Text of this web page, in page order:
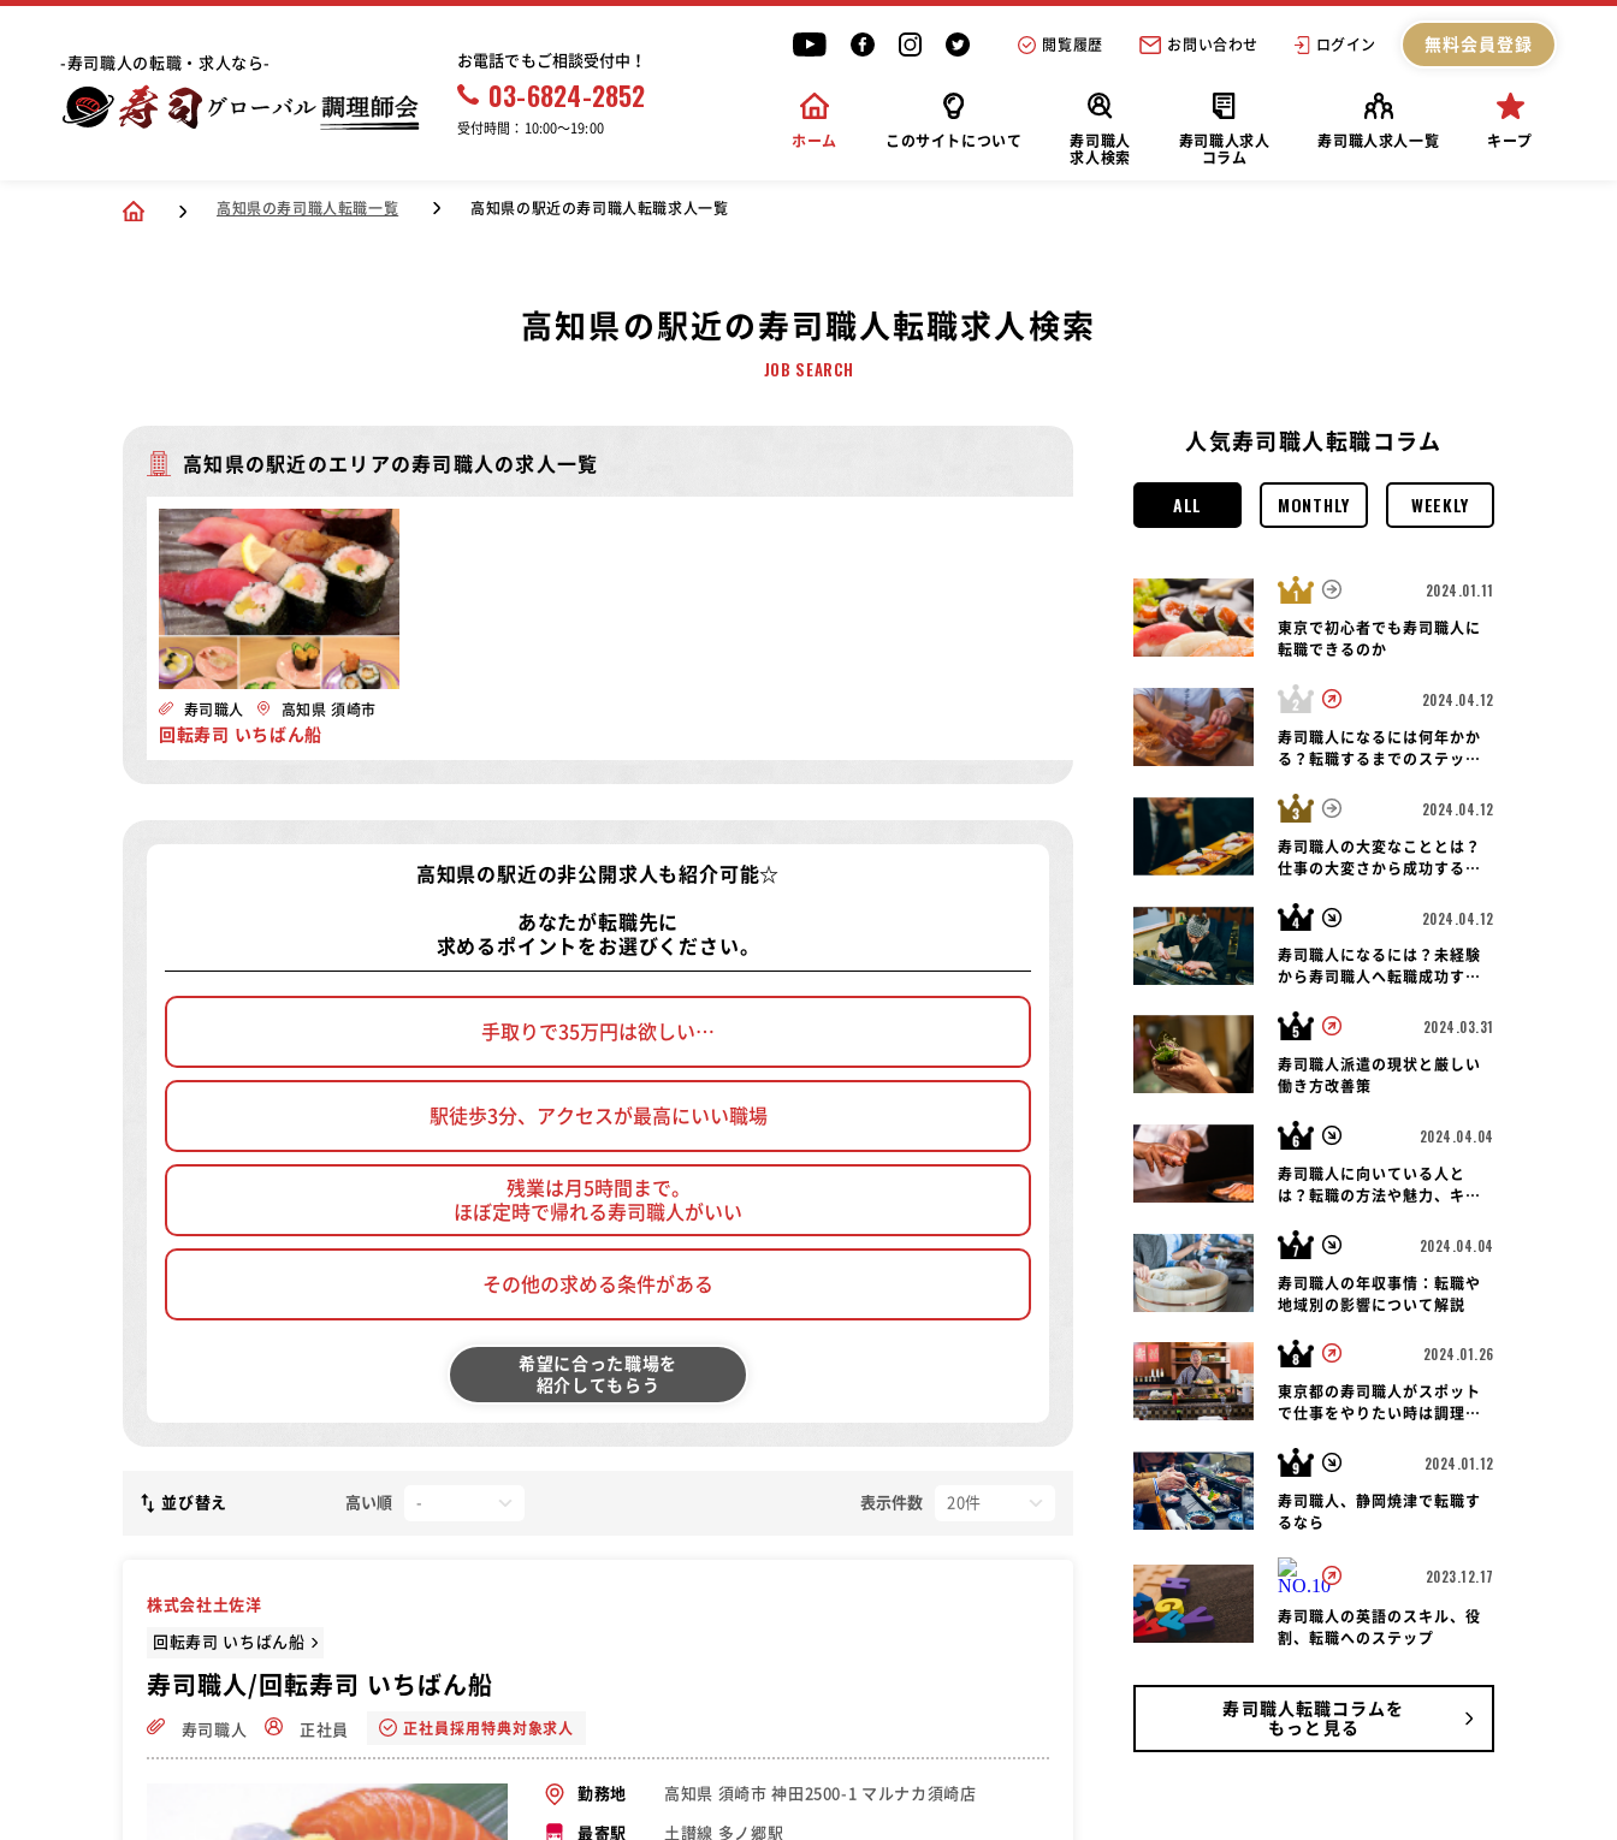
-寿司職人の転職・求人なら- お電話でもご相談受付中！
03-6824-2852
受付時間：10:00〜19:00
閲覧履歴 お問い合わせ ログイン 無料会員登録
ホーム このサイトについて
寿司職人
求人検索
寿司職人求人
コラム
寿司職人求人一覧 キープ
高知県の寿司職人転職一覧 高知県の駅近の寿司職人転職求人一覧
高知県の駅近の寿司職人転職求人検索
JOB SEARCH
高知県の駅近のエリアの寿司職人の求人一覧
寿司職人 高知県 須崎市
回転寿司 いちばん船
高知県の駅近の非公開求人 も紹介可能☆
あなたが転職先に
求めるポイントをお選びください。
手取りで35万円は欲しい…
駅徒歩3分、アクセスが最高にいい職場
残業は月5時間まで。
ほぼ定時で帰れる寿司職人がいい
その他の求める条件がある
希望に合った職場を
紹介してもらう
並び替え 高い順 表示件数
株式会社土佐洋
回転寿司 いちばん船
寿司職人/回転寿司 いちばん船
寿司職人 正社員 正社員採用特典対象求人
勤務地 高知県 須崎市 神田2500-1 マルナカ須崎店
最寄駅 土讃線 多ノ郷駅
人気寿司職人転職コラム
ALL MONTHLY WEEKLY
2024.01.11
東京で初心者でも寿司職人に
転職できるのか
2024.04.12
寿司職人になるには何年かか
る？転職するまでのステップ
2024.04.12
寿司職人の大変なこととは？
仕事の大変さから成功する転
2024.04.12
寿司職人になるには？未経験
から寿司職人へ転職成功する
2024.03.31
寿司職人派遣の現状と厳しい
働き方改善策
2024.04.04
寿司職人に向いている人と
は？転職の方法や魅力、キャ
説！
2024.04.04
寿司職人の年収事情：転職や
地域別の影響について解説
2024.01.26
東京都の寿司職人がスポット
で仕事をやりたい時は調理師
2024.01.12
寿司職人、静岡焼津で転職す
るなら
2023.12.17
寿司職人の英語のスキル、役
割、転職へのステップ
寿司職人転職コラムを
もっと見る